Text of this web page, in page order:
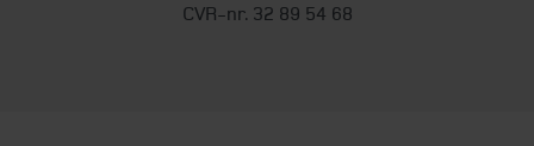
CVR-nr. 32 89 54 68